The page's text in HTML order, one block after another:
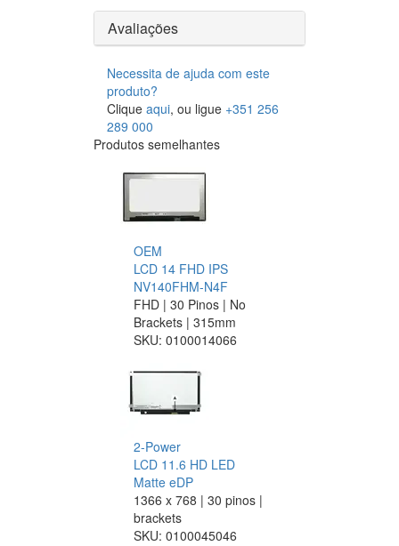
Avaliações
Necessita de ajuda com este
produto?
Clique aqui, ou ligue +351 256
289 000
Produtos semelhantes
OEM
LCD 14 FHD IPS
NV140FHM-N4F
FHD | 30 Pinos | No
Brackets | 315mm
SKU: 0100014066
2-Power
LCD 11.6 HD LED
Matte eDP
1366 x 768 | 30 pinos |
brackets
SKU: 0100045046